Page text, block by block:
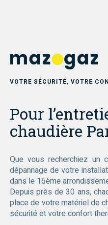
VOTRE SÉCURITÉ, VOTRE
Pour
chaudière
Que vous recherchiez un
dépannage de votre
dans le 16ème
Depuis près de 30 ans,
place de votre matériel de
sécurité et votre confort